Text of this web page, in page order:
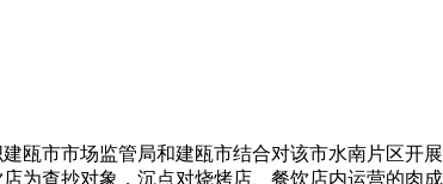
市市场监管局和建瓯市结合对该市水南片区开
为查抄对象，沉点对烧烤店、餐饮店内运营的肉